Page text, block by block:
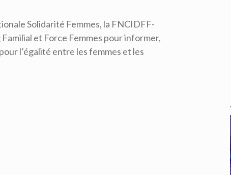
Solidarité Femmes, la FNCIDFF-
et Force Femmes pour informer,
l’égalité entre les femmes et les